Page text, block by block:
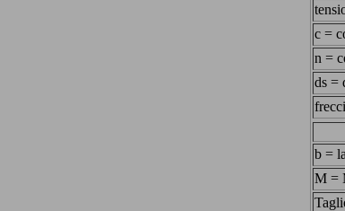
c =
n =
ds =
b =
M =